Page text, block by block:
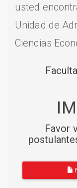
usted
Unidad de
Ciencias
Favor